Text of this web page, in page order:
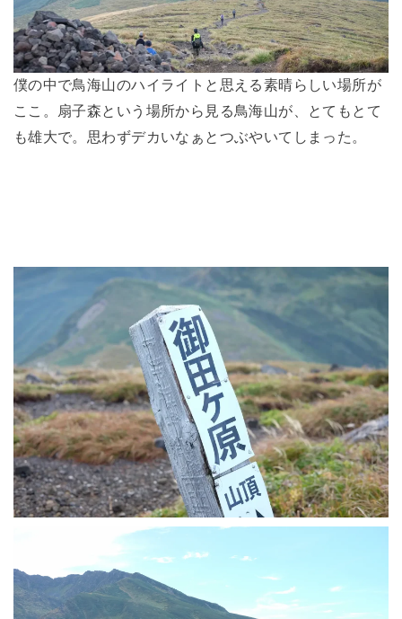
僕の中で鳥海山のハイライトと思える素晴らしい場所が
ここ。扇子森という場所から見る鳥海山が、とてもとて
も雄大で。思わずデカいなぁとつぶやいてしまった。